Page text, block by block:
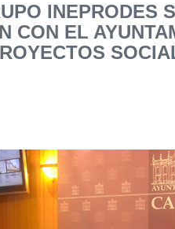
INEPRODES
CON EL